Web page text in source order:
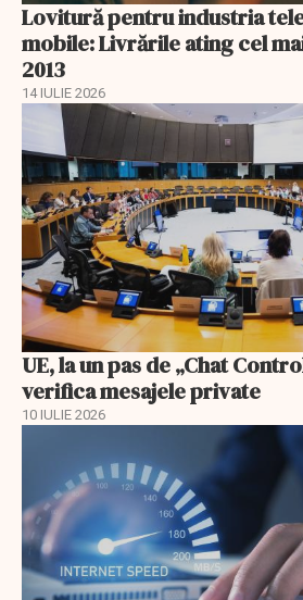
Lovitură pentru industria
mobile: Livrările ating cel
2013
14 IULIE 2026
UE, la un pas de „Chat
verifica mesajele private
10 IULIE 2026